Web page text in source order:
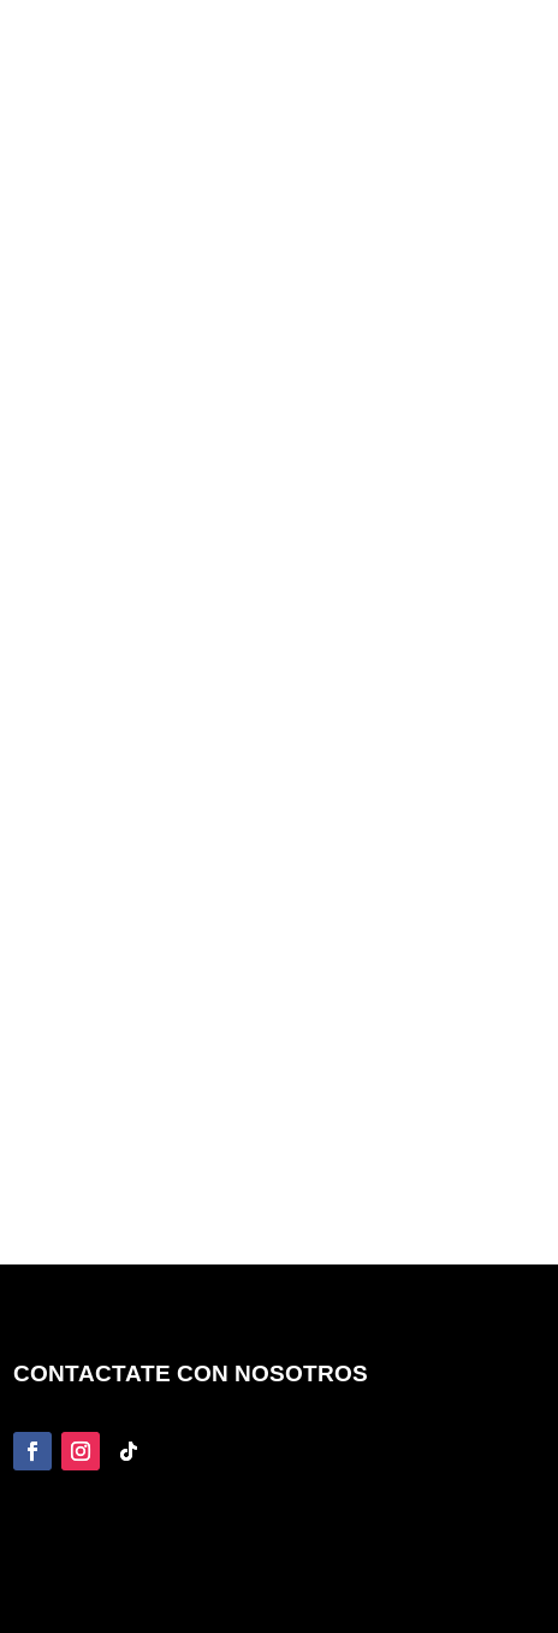
CONTACTATE CON NOSOTROS